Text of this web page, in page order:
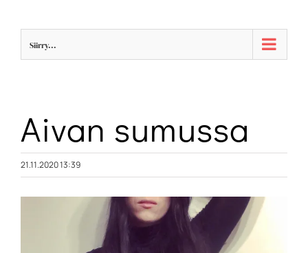
Siirry...
Aivan sumussa
21.11.2020 13:39